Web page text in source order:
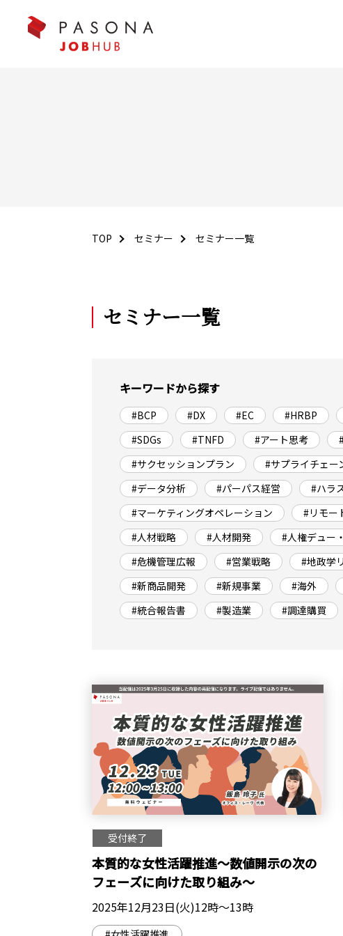
TOP セミナー セミナー一覧
セミナー一覧
キーワードから探す
#BCP #DX #EC #HRBP
#SDGs
#TNFD #アート思考
#サクセッションプラン
#サプライチェー
#データ分析
#パーパス経営 #ハラ
#マーケティングオペレーション
#リモー
#人材戦略
#人材開発 #人権デュー
#危機管理広報
#営業戦略 #地政学
#新商品開発
#新規事業 #海外
#統合報告書
#製造業 #調達購買
受付終了
本質的な女性活躍推進～数値開示の次の
フェーズに向けた取り組み～
2025年12月23日(火)12時～13時